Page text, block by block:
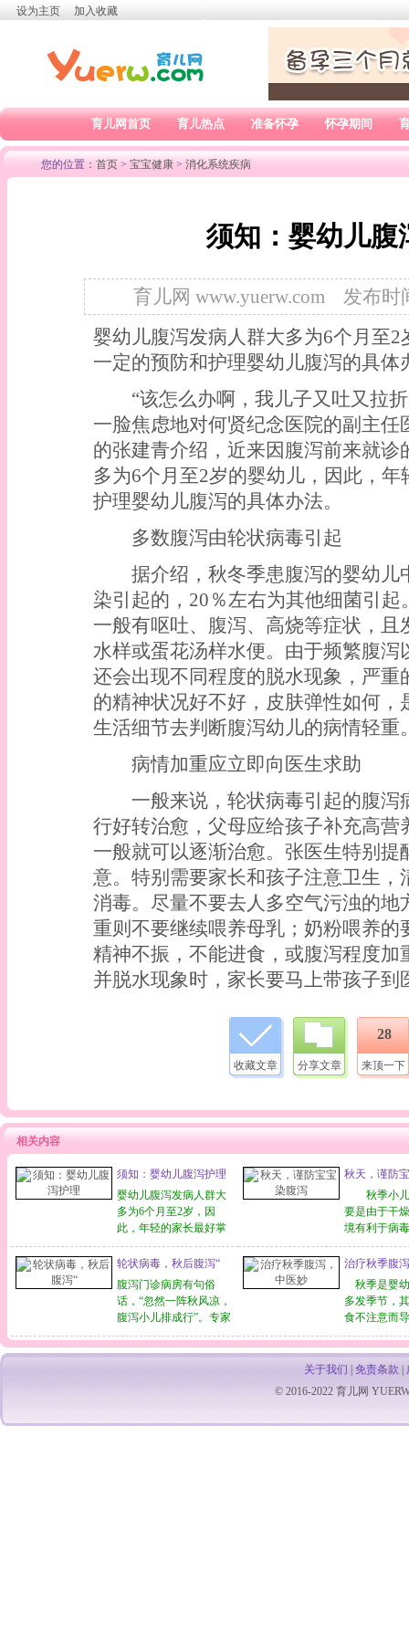
设为主页 加入收藏
育儿网首页 育儿热点 准备怀孕 怀孕期间
您的位置： 首页 > 宝宝健康 > 消化系统疾病
须知：婴幼儿腹
育儿网 www.yuerw.com
发布时
婴幼儿腹泻发病人群大多为6个月至
一定的预防和护理婴幼儿腹泻的具体
“该怎么办啊，我儿子又吐又拉折
一脸焦虑地对何贤纪念医院的副主
的张建青介绍，近来因腹泻前来就
多为6个月至2岁的婴幼儿，因此，
护理婴幼儿腹泻的具体办法。
多数腹泻由轮状病毒引起
据介绍，秋冬季患腹泻的婴幼儿
染引起的，20％左右为其他细菌引
一般有呕吐、腹泻、高烧等症状，
水样或蛋花汤样水便。由于频繁腹
还会出现不同程度的脱水现象，严
的精神状况好不好，皮肤弹性如何
生活细节去判断腹泻幼儿的病情轻重
病情加重应立即向医生求助
一般来说，轮状病毒引起的腹泻
行好转治愈，父母应给孩子补充高
一般就可以逐渐治愈。张医生特别
意。特别需要家长和孩子注意卫生
消毒。尽量不要去人多空气污浊的
重则不要继续喂养母乳；奶粉喂养
精神不振，不能进食，或腹泻程度
并脱水现象时，家长要马上带孩子
收藏文章 分享文章
28
来顶一下
相关内容
须知：婴幼儿腹泻护理
婴幼儿腹泻发病人群大
多为6个月至2岁，因
此，年轻的家长最好掌
握一定的预防和护理婴
幼儿腹泻的具体办法。
“该怎么办啊，我儿
子又吐又拉折腾了一个
晚上了。”一年轻的妈妈
一脸焦虑地对何贤纪念
医院的副主任医师张
秋天，谨防
秋季小儿
要是由于干
境有利于病
繁殖，如果
不注意卫生
此病。发病
岁以下，尤
以内的婴幼
状以腹泻为
烧，呕吐及
道
轮状病毒，秋后腹泻“
腹泻门诊病房有句俗
话，“忽然一阵秋风凉，
腹泻小儿排成行”。专家
解释，秋后腹泻主要与
以下几个因素有关
治疗秋季腹
秋季是婴
多发季节，
食不注意而
能紊乱而导
于这类腹泻
使用助消化
的，应采用
法，往往可
关于我们 免责条款
© 2016-2022 育儿网